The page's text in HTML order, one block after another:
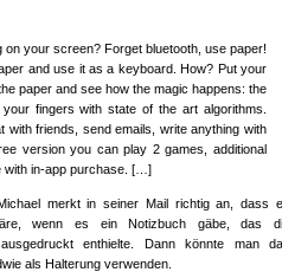
your screen? Forget bluetooth, use paper!
and use it as a keyboard. How? Put your
paper and see how the magic happens: the
fingers with state of the art algorithms.
with friends, send emails, write anything with
version you can play 2 games, additional
with in-app purchase. […]
merkt in seiner Mail richtig an, dass
wenn es ein Notizbuch gäbe, das
enthielte. Dann könnte man
als Halterung verwenden.